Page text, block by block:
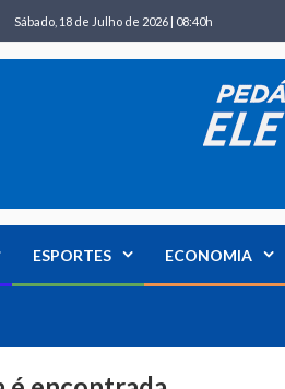
Sábado, 18 de Julho de 2026 | 08:40h
ESPORTES ECONOMIA